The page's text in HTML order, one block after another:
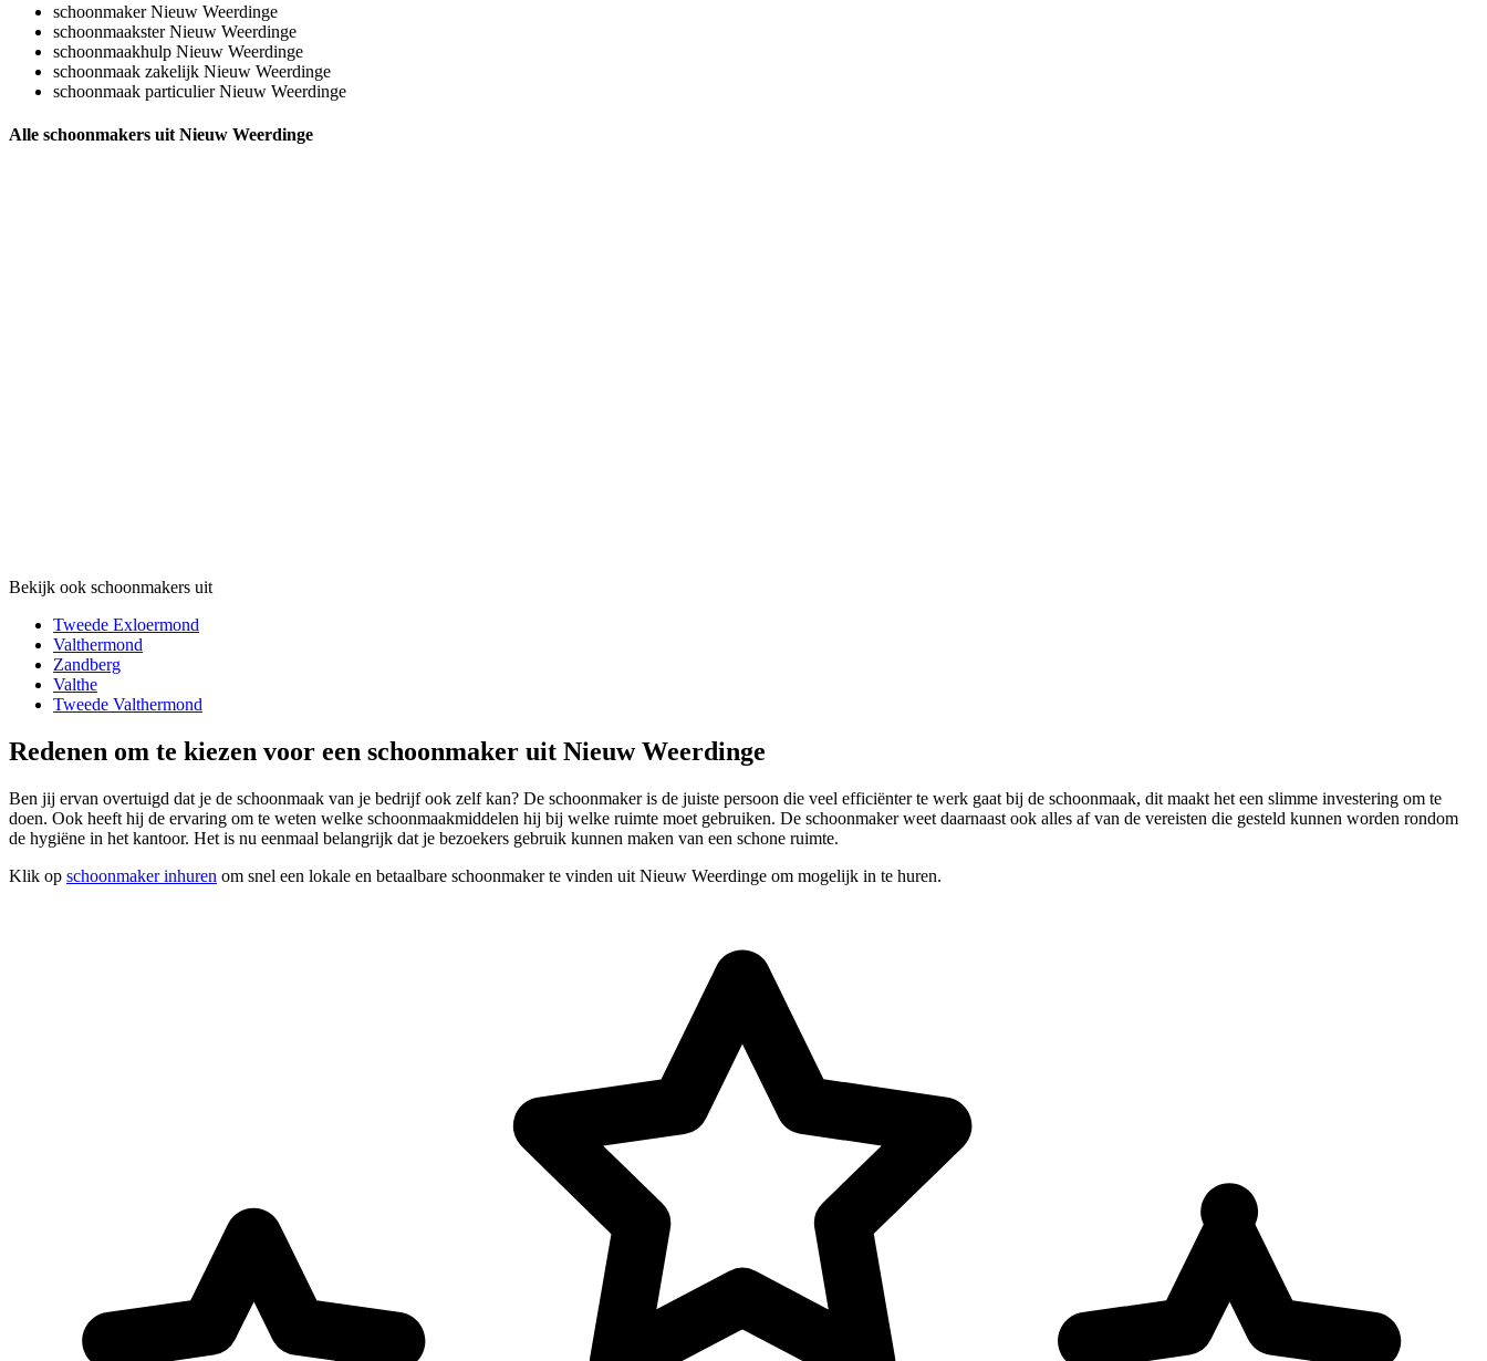
schoonmaker Nieuw Weerdinge
schoonmaakster Nieuw Weerdinge
schoonmaakhulp Nieuw Weerdinge
schoonmaak zakelijk Nieuw Weerdinge
schoonmaak particulier Nieuw Weerdinge
Alle schoonmakers uit Nieuw Weerdinge
Bekijk ook schoonmakers uit
Tweede Exloermond
Valthermond
Zandberg
Valthe
Tweede Valthermond
Redenen om te kiezen voor een schoonmaker uit Nieuw Weerdinge
Ben jij ervan overtuigd dat je de schoonmaak van je bedrijf ook zelf kan? De schoonmaker is de juiste persoon die veel efficiënter te werk gaat bij de schoonmaak, dit maakt het een slimme investering om te
doen. Ook heeft hij de ervaring om te weten welke schoonmaakmiddelen hij bij welke ruimte moet gebruiken. De schoonmaker weet daarnaast ook alles af van de vereisten die gesteld kunnen worden rondom
de hygiëne in het kantoor. Het is nu eenmaal belangrijk dat je bezoekers gebruik kunnen maken van een schone ruimte.
Klik op schoonmaker inhuren om snel een lokale en betaalbare schoonmaker te vinden uit Nieuw Weerdinge om mogelijk in te huren.